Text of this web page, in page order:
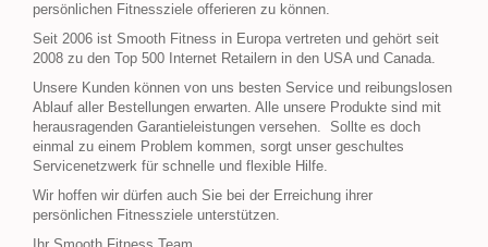
persönlichen Fitnessziele offerieren zu können.
Seit 2006 ist Smooth Fitness in Europa vertreten und gehört seit
2008 zu den Top 500 Internet Retailern in den USA und Canada.
Unsere Kunden können von uns besten Service und reibungslosen
Ablauf aller Bestellungen erwarten. Alle unsere Produkte sind mit
herausragenden Garantieleistungen versehen. Sollte es doch
einmal zu einem Problem kommen, sorgt unser geschultes
Servicenetzwerk für schnelle und flexible Hilfe.
Wir hoffen wir dürfen auch Sie bei der Erreichung ihrer
persönlichen Fitnessziele unterstützen.